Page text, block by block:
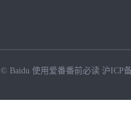
© Baidu 使用爱番番前必读 沪ICP